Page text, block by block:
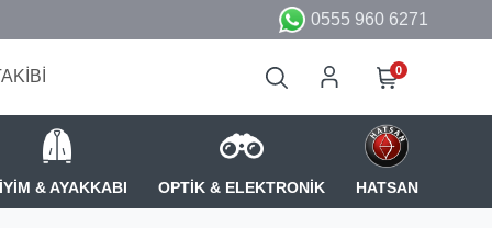
0555 960 6271
0
& AYAKKABI OPTİK & ELEKTRONİK HATSAN